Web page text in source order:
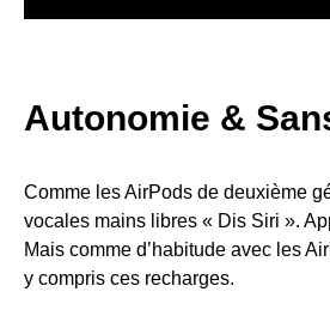
Autonomie &
Comme les AirPods de deuxième
vocales mains libres « Dis Siri ».
Mais comme d’habitude avec les
y compris ces recharges.